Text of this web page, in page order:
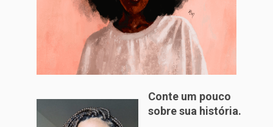
Conte um pouco
sobre sua história.